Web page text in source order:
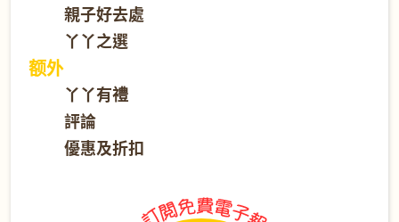
親子好去處
丫丫之選
额外
丫丫有禮
評論
優惠及折扣